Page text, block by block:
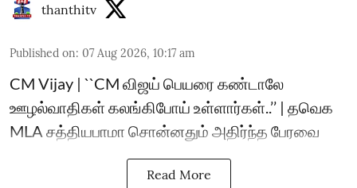
thanthitv
Published on: 07 Aug 2026, 10:17 am
CM Vijay | ``CM விஜய் பெயரை கண்டாலே
ஊழல்வாதிகள் கலங்கிபோய் உள்ளார்கள்..’’ | தவெக
MLA சத்தியபாமா சொன்னதும் அதிர்ந்த பேரவை
Read More